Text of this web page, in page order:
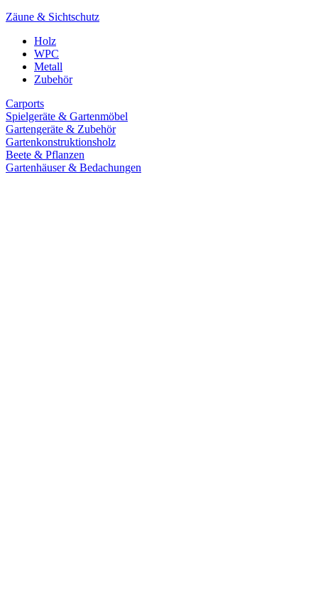
Zäune & Sichtschutz
Holz
WPC
Metall
Zubehör
Carports
Spielgeräte & Gartenmöbel
Gartengeräte & Zubehör
Gartenkonstruktionsholz
Beete & Pflanzen
Gartenhäuser & Bedachungen